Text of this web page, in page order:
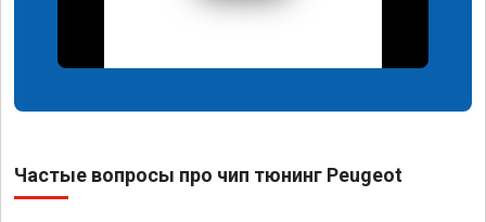
Частые вопросы про чип тюнинг Peugeot